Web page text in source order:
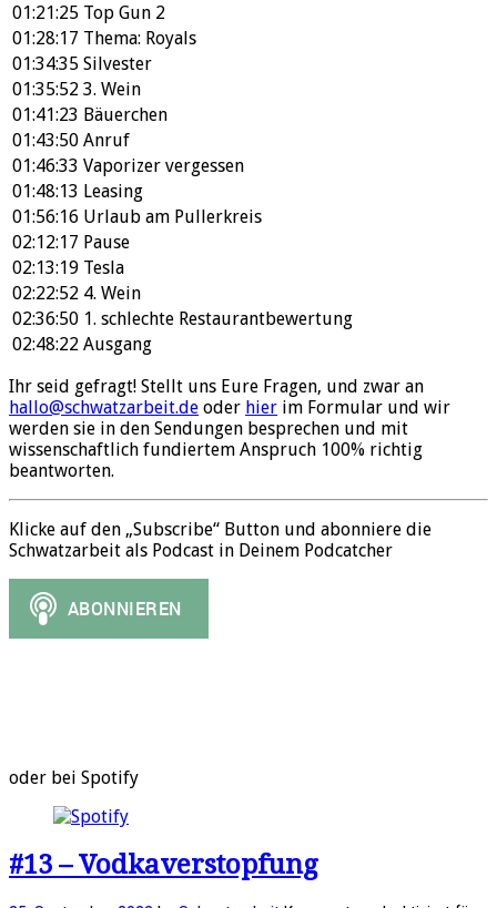
01:21:25 Top Gun 2
01:28:17 Thema: Royals
01:34:35 Silvester
01:35:52 3. Wein
01:41:23 Bäuerchen
01:43:50 Anruf
01:46:33 Vaporizer vergessen
01:48:13 Leasing
01:56:16 Urlaub am Pullerkreis
02:12:17 Pause
02:13:19 Tesla
02:22:52 4. Wein
02:36:50 1. schlechte Restaurantbewertung
02:48:22 Ausgang
Ihr seid gefragt! Stellt uns Eure Fragen, und zwar an
hallo@schwatzarbeit.de oder hier im Formular und wir
werden sie in den Sendungen besprechen und mit
wissenschaftlich fundiertem Anspruch 100% richtig
beantworten.
Klicke auf den „Subscribe“ Button und abonniere die
Schwatzarbeit als Podcast in Deinem Podcatcher
oder bei Spotify
#13 – Vodkaverstopfung